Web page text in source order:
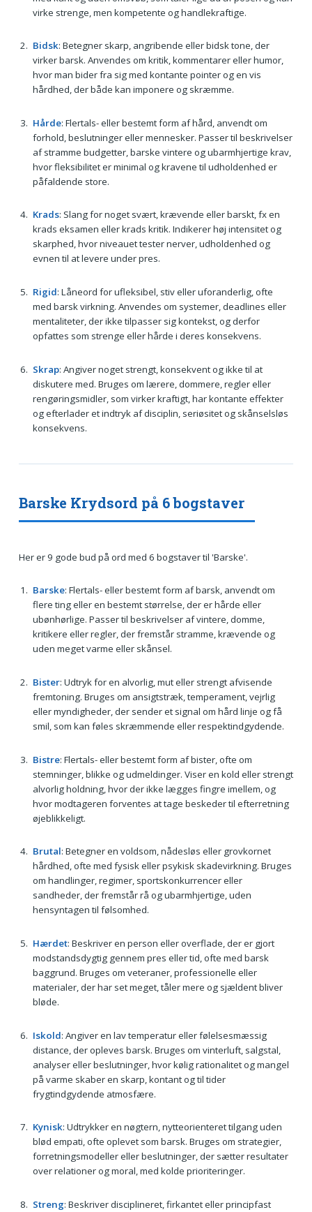
virke strenge, men kompetente og handlekraftige.
Bidsk: Betegner skarp, angribende eller bidsk tone, der
virker barsk. Anvendes om kritik, kommentarer eller humor,
hvor man bider fra sig med kontante pointer og en vis
hårdhed, der både kan imponere og skræmme.
Hårde: Flertals- eller bestemt form af hård, anvendt om
forhold, beslutninger eller mennesker. Passer til beskrivelser
af stramme budgetter, barske vintere og ubarmhjertige krav,
hvor fleksibilitet er minimal og kravene til udholdenhed er
påfaldende store.
Krads: Slang for noget svært, krævende eller barskt, fx en
krads eksamen eller krads kritik. Indikerer høj intensitet og
skarphed, hvor niveauet tester nerver, udholdenhed og
evnen til at levere under pres.
Rigid: Låneord for ufleksibel, stiv eller uforanderlig, ofte
med barsk virkning. Anvendes om systemer, deadlines eller
mentaliteter, der ikke tilpasser sig kontekst, og derfor
opfattes som strenge eller hårde i deres konsekvens.
Skrap: Angiver noget strengt, konsekvent og ikke til at
diskutere med. Bruges om lærere, dommere, regler eller
rengøringsmidler, som virker kraftigt, har kontante effekter
og efterlader et indtryk af disciplin, seriøsitet og skånselsløs
konsekvens.
Barske Krydsord på 6 bogstaver
Her er 9 gode bud på ord med 6 bogstaver til 'Barske'.
Barske: Flertals- eller bestemt form af barsk, anvendt om
flere ting eller en bestemt størrelse, der er hårde eller
ubønhørlige. Passer til beskrivelser af vintere, domme,
kritikere eller regler, der fremstår stramme, krævende og
uden meget varme eller skånsel.
Bister: Udtryk for en alvorlig, mut eller strengt afvisende
fremtoning. Bruges om ansigtstræk, temperament, vejrlig
eller myndigheder, der sender et signal om hård linje og få
smil, som kan føles skræmmende eller respektindgydende.
Bistre: Flertals- eller bestemt form af bister, ofte om
stemninger, blikke og udmeldinger. Viser en kold eller strengt
alvorlig holdning, hvor der ikke lægges fingre imellem, og
hvor modtageren forventes at tage beskeder til efterretning
øjeblikkeligt.
Brutal: Betegner en voldsom, nådesløs eller grovkornet
hårdhed, ofte med fysisk eller psykisk skadevirkning. Bruges
om handlinger, regimer, sportskonkurrencer eller
sandheder, der fremstår rå og ubarmhjertige, uden
hensyntagen til følsomhed.
Hærdet: Beskriver en person eller overflade, der er gjort
modstandsdygtig gennem pres eller tid, ofte med barsk
baggrund. Bruges om veteraner, professionelle eller
materialer, der har set meget, tåler mere og sjældent bliver
bløde.
Iskold: Angiver en lav temperatur eller følelsesmæssig
distance, der opleves barsk. Bruges om vinterluft, salgstal,
analyser eller beslutninger, hvor kølig rationalitet og mangel
på varme skaber en skarp, kontant og til tider
frygtindgydende atmosfære.
Kynisk: Udtrykker en nøgtern, nytteorienteret tilgang uden
blød empati, ofte oplevet som barsk. Bruges om strategier,
forretningsmodeller eller beslutninger, der sætter resultater
over relationer og moral, med kolde prioriteringer.
Streng: Beskriver disciplineret, firkantet eller principfast